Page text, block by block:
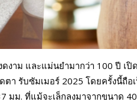
าม และแม่นยำมากว่า 100 ปี เปิ
า รับซัมเมอร์ 2025 โดยครั้งนี้ถือ
มม. ที่แม้จะเล็กลงมาจากขนาด